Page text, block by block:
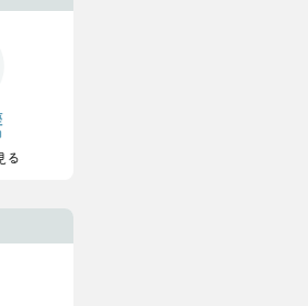
る